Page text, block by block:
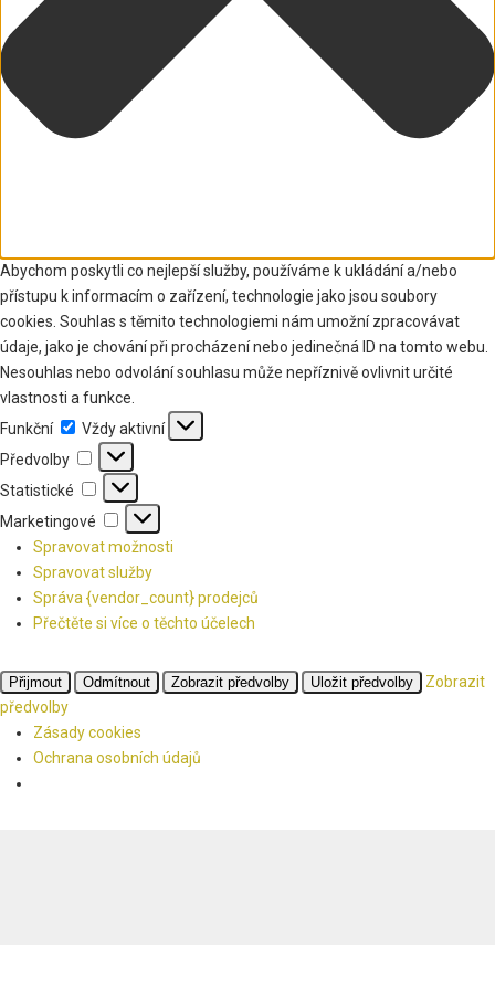
Abychom poskytli co nejlepší služby, používáme k ukládání a/nebo
přístupu k informacím o zařízení, technologie jako jsou soubory
cookies. Souhlas s těmito technologiemi nám umožní zpracovávat
údaje, jako je chování při procházení nebo jedinečná ID na tomto webu.
Nesouhlas nebo odvolání souhlasu může nepříznivě ovlivnit určité
vlastnosti a funkce.
Funkční
Funkční
Vždy aktivní
Předvolby
Předvolby
Statistické Statistické
Marketingové
Marketingové
Spravovat možnosti
Spravovat služby
Správa {vendor_count} prodejců
Přečtěte si více o těchto účelech
Přijmout Odmítnout Zobrazit předvolby Uložit předvolby
Zobrazit
předvolby
Zásady cookies
Ochrana osobních údajů